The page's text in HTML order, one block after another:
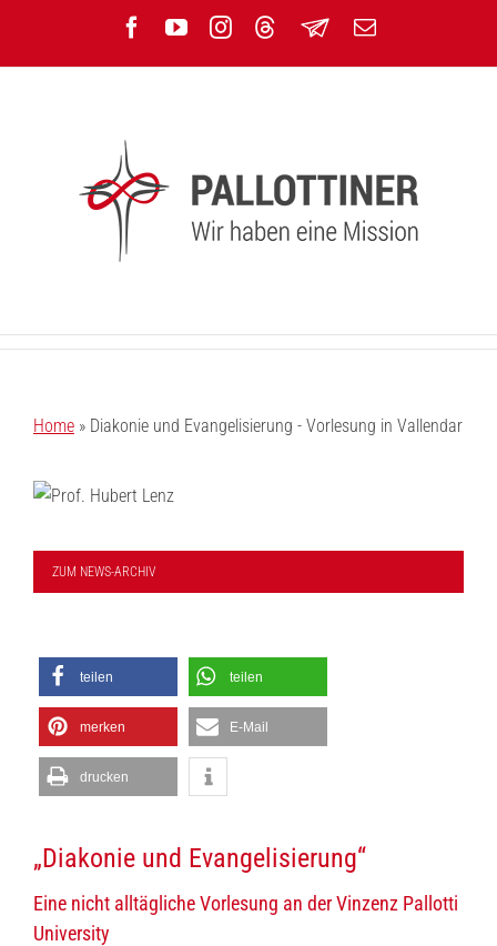
Facebook
YouTubeInstagram
Threads
Newsletter
E-
Home » Diakonie und Evangelisierung - Vorlesung in Vallendar
ZUM NEWS-ARCHIV
teilen teilen
merken E-Mail
drucken
„Diakonie und Evangelisierung“
Eine nicht alltägliche Vorlesung an der Vinzenz Pallotti
University